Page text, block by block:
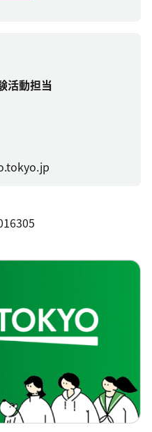
活動担当